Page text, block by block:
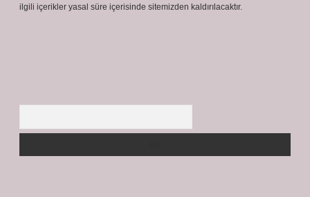
ilgili içerikler yasal süre içerisinde sitemizden kaldırılacaktır.